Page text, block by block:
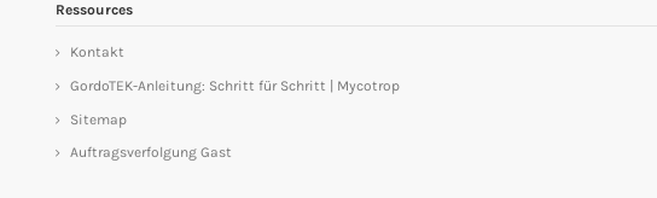
Ressources
Kontakt
GordoTEK-Anleitung: Schritt für Schritt | Mycotrop
Sitemap
Auftragsverfolgung Gast